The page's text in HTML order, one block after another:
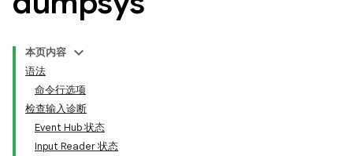
本页内容
语法
命令行选项
检查输入诊断
Event Hub 状态
Input Reader 状态